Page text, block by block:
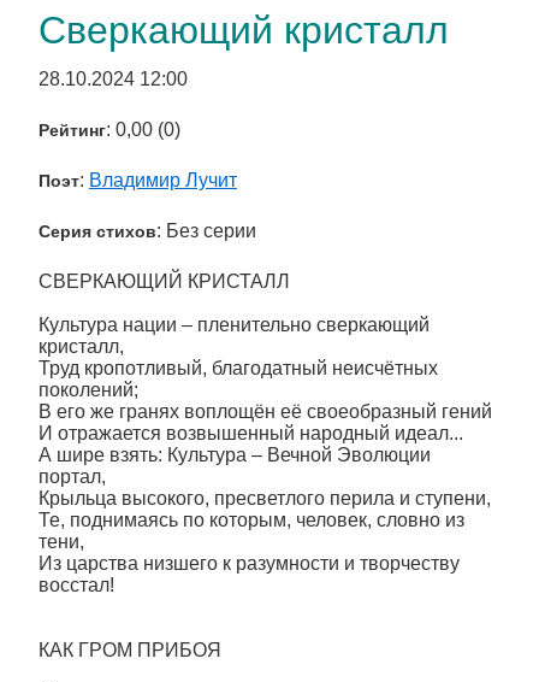
Сверкающий кристалл
28.10.2024 12:00
Рейтинг: 0,00 (0)
Поэт: Владимир Лучит
Серия стихов: Без серии
СВЕРКАЮЩИЙ КРИСТАЛЛ
Культура нации – пленительно сверкающий
кристалл,
Труд кропотливый, благодатный неисчётных
поколений;
В его же гранях воплощён её своеобразный гений
И отражается возвышенный народный идеал...
А шире взять: Культура – Вечной Эволюции
портал,
Крыльца высокого, пресветлого перила и ступени,
Те, поднимаясь по которым, человек, словно из
тени,
Из царства низшего к разумности и творчеству
восстал!
КАК ГРОМ ПРИБОЯ